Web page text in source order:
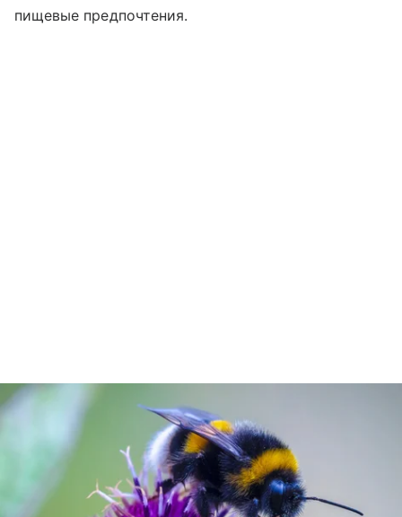
пищевые предпочтения.